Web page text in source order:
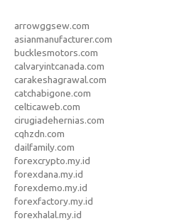
arrowggsew.com
asianmanufacturer.com
bucklesmotors.com
calvaryintcanada.com
carakeshagrawal.com
catchabigone.com
celticaweb.com
cirugiadehernias.com
cqhzdn.com
dailfamily.com
forexcrypto.my.id
forexdana.my.id
forexdemo.my.id
forexfactory.my.id
forexhalal.my.id